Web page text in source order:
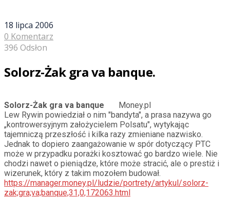
18 lipca 2006
0 Komentarz
396 Odsłon
Solorz-Żak gra va banque.
Solorz-Żak gra va banque Money.pl
Lew Rywin powiedział o nim "bandyta", a prasa nazywa go
„kontrowersyjnym założycielem Polsatu", wytykając
tajemniczą przeszłość i kilka razy zmieniane nazwisko.
Jednak to dopiero zaangażowanie w spór dotyczący PTC
może w przypadku porażki kosztować go bardzo wiele. Nie
chodzi nawet o pieniądze, które może stracić, ale o prestiż i
wizerunek, który z takim mozołem budował.
https://manager.money.pl/ludzie/portrety/artykul/solorz-
zak;gra;va;banque,31,0,172063.html